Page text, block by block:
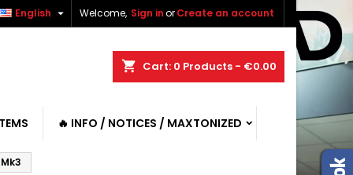
Welcome, Sign inorCreate an account
English 
shopping_cart Cart: 0 Products - €0.00
🔥 INFO / NOTICES / MAXTONIZED